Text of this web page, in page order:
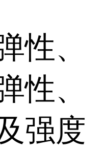
性、
性、
强度